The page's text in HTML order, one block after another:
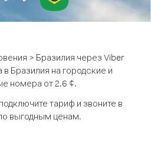
> Бразилия через Viber
в Бразилия на городские и
номера от 2.6 ¢.
тариф и звоните в
выгодным ценам.